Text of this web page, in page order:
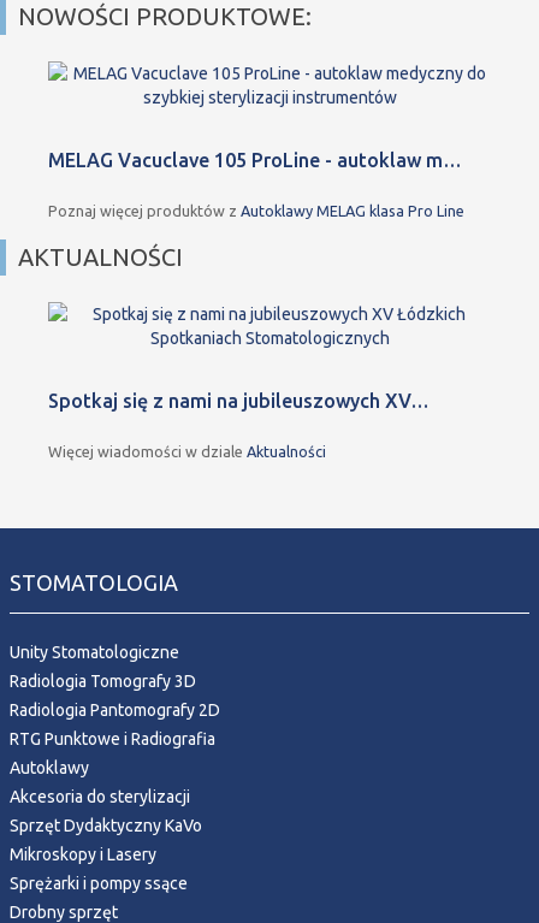
NOWOŚCI PRODUKTOWE:
MELAG Vacuclave 105 ProLine - autoklaw m…
Poznaj więcej produktów z Autoklawy MELAG klasa Pro Line
AKTUALNOŚCI
Spotkaj się z nami na jubileuszowych XV…
Więcej wiadomości w dziale Aktualności
STOMATOLOGIA
Unity Stomatologiczne
Radiologia Tomografy 3D
Radiologia Pantomografy 2D
RTG Punktowe i Radiografia
Autoklawy
Akcesoria do sterylizacji
Sprzęt Dydaktyczny KaVo
Mikroskopy i Lasery
Sprężarki i pompy ssące
Drobny sprzęt